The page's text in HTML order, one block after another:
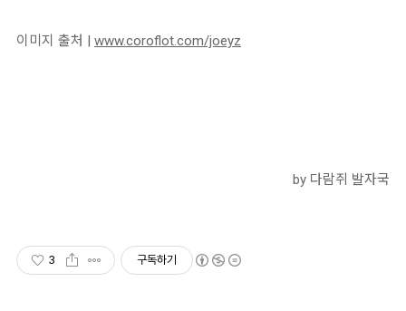
이미지 출처 | www.coroflot.com/joeyz
by 다람쥐 발자국
3 구독하기